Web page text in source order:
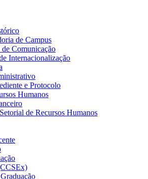
principal
de Campus
de Comunicação
Internacionalização
e Protocolo
Humanos
de Recursos Humanos